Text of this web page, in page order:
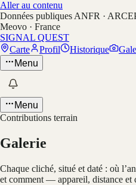
Aller au contenu
Données publiques ANFR ·
Meovo · France
SIGNAL QUEST
Carte
Profil Historique
Menu
Menu
Contributions terrain
Galerie
Chaque cliché, situé et daté : où
et comment — appareil, distance et